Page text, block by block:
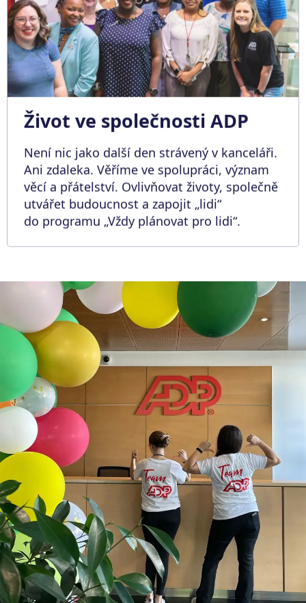
Život ve společnosti ADP
Není nic jako další den strávený v kanceláři.
Ani zdaleka. Věříme ve spolupráci, význam
věcí a přátelství. Ovlivňovat životy, společně
utvářet budoucnost a zapojit „lidi“
do programu „Vždy plánovat pro lidi“.